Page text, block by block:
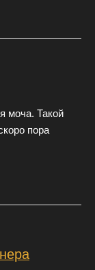
моча. Такой
пора